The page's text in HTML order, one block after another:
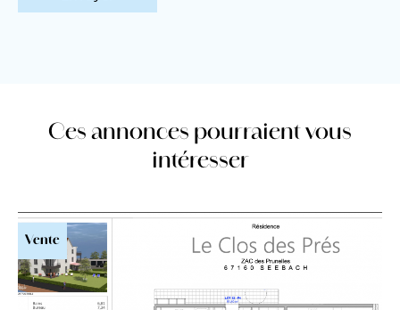
Ces annonces pourraient vous
intéresser
Vente